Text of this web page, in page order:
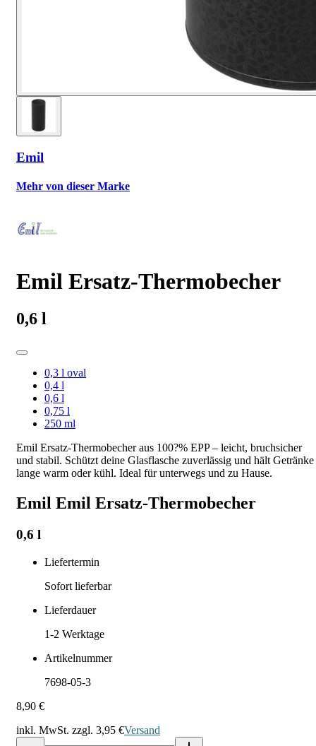
Emil
Mehr von dieser Marke
Emil Ersatz-Thermobecher
0,6 l
0,3 l oval
0,4 l
0,6 l
0,75 l
250 ml
Emil Ersatz-Thermobecher aus 100?% EPP – leicht, bruchsicher
und stabil. Schützt deine Glasflasche zuverlässig und hält Getränke
lange warm oder kühl. Ideal für unterwegs und zu Hause.
Emil Emil Ersatz-Thermobecher
0,6 l
Liefertermin
Sofort lieferbar
Lieferdauer
1-2 Werktage
Artikelnummer
7698-05-3
8,90 €
inkl. MwSt. zzgl. 3,95 €Versand